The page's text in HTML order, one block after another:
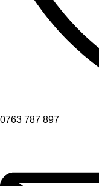
0763 787 897